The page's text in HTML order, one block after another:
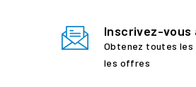
Inscrivez-vous
Obtenez toutes les
les offres